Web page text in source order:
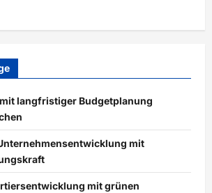
langfristiger Budgetplanung
mit
mit grünen